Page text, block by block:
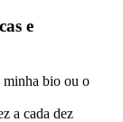
e
minha bio ou o
a cada dez